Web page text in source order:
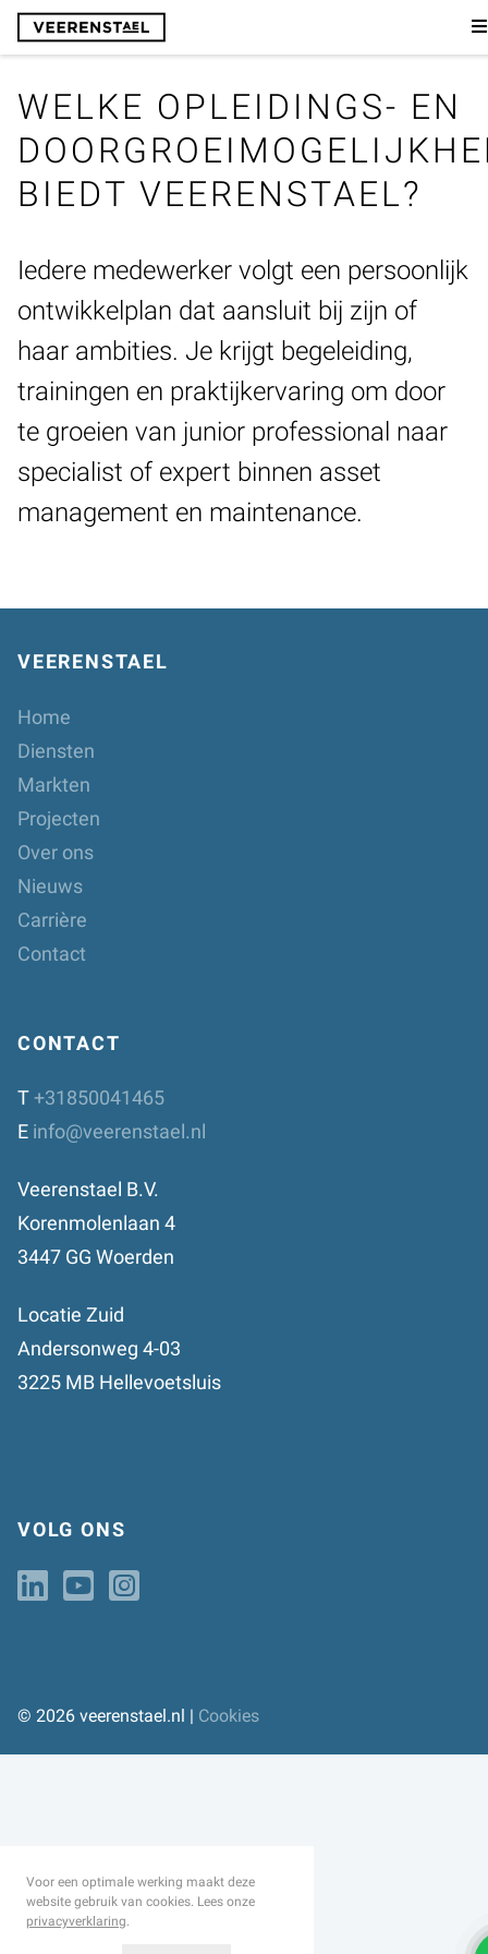
Voor een optimale werking maakt deze
website gebruik van cookies. Lees onze
privacyverklaring.
WELKE OPLEIDINGS- EN
BIEDT VEERENSTAEL?
Iedere medewerker volgt een persoonlijk
ontwikkelplan dat aansluit bij zijn of
haar ambities. Je krijgt begeleiding,
trainingen en praktijkervaring om door
te groeien van junior professional naar
specialist of expert binnen asset
management en maintenance.
VEERENSTAEL
Home
Diensten
Markten
Projecten
Over ons
Nieuws
Carrière
Contact
CONTACT
T+31850041465
E info@veerenstael.nl
Veerenstael B.V.
Korenmolenlaan 4
3447 GG Woerden
Locatie Zuid
Andersonweg 4-03
3225 MB Hellevoetsluis
VOLG ONS
© 2026 veerenstael.nl | Cookies